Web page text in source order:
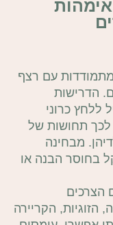
עם רצף
הדרישות
ללחץ כרוני
לכך תחושות של
מבחינה
בחוסר הבנה או
הצרכים
הקריירה